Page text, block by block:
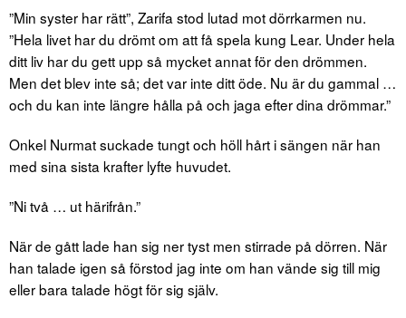
”Min syster har rätt”, Zarifa stod lutad mot dörrkarmen nu.
”Hela livet har du drömt om att få spela kung Lear. Under hela
ditt liv har du gett upp så mycket annat för den drömmen.
Men det blev inte så; det var inte ditt öde. Nu är du gammal …
och du kan inte längre hålla på och jaga efter dina drömmar.”
Onkel Nurmat suckade tungt och höll hårt i sängen när han
med sina sista krafter lyfte huvudet.
”Ni två … ut härifrån.”
När de gått lade han sig ner tyst men stirrade på dörren. När
han talade igen så förstod jag inte om han vände sig till mig
eller bara talade högt för sig själv.